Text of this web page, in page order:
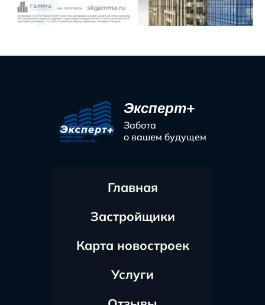
Эксперт+
Забота
о вашем будущем
Главная
Застройщики
Карта новостроек
Услуги